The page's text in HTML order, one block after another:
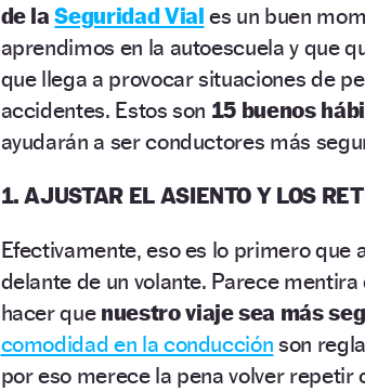
de laSeguridad Vial es un buen
aprendimos en la autoescuela y que
que llega a provocar situaciones de
accidentes. Estos son 15 buenos
ayudarán a ser conductores más
1. AJUSTAR EL ASIENTO Y LOS
Efectivamente, eso es lo primero
delante de un volante. Parece
hacer que nuestro viaje sea más
comodidad en la conducción son
por eso merece la pena volver